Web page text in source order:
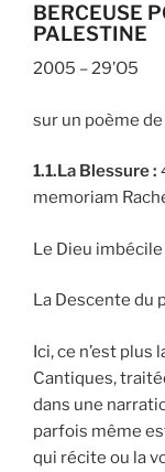
BERCEUSE
PALESTINE
2005 – 29’O5
sur un poème
1.1.La Blessure :
memoriam
Le Dieu imbécile
La Descente du
Ici, ce n’est plus
Cantiques,
dans une
parfois même
qui récite ou la